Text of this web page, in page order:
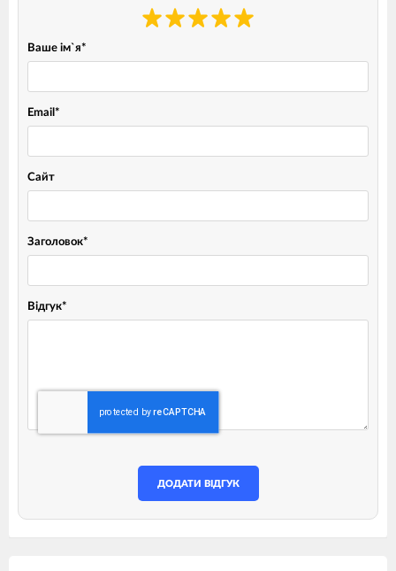
Ваше ім`я*
Email *
Сайт
Заголовок*
Відгук*
ДОДАТИ ВІДГУК